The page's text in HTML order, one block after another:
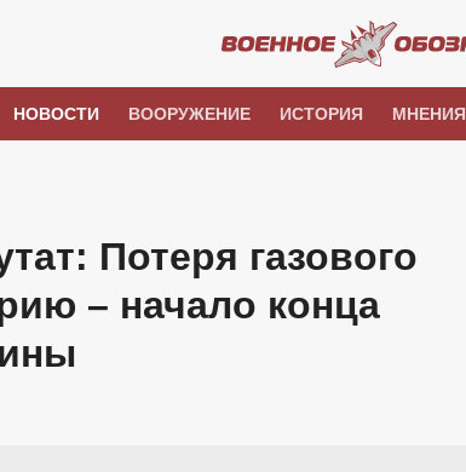
НОВОСТИ ВООРУЖЕНИЕ ИСТОРИЯ МНЕНИЯ
Потеря газового
– начало конца